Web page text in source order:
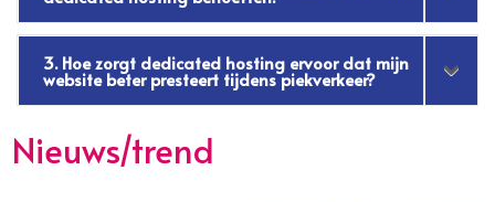
3. Hoe zorgt dedicated hosting ervoor dat mijn
website beter presteert tijdens piekverkeer?
Nieuws/trend